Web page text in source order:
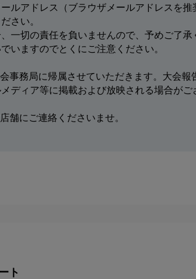
ルアドレス（ブラウザメールアドレスを推
さい。
一切の責任を負いませんので、予めご了承
いますのでとくにご注意ください。
事務局に帰属させていただきます。大会報
ディア等に掲載および放映される場合がご
舗にご連絡くださいませ。
ト